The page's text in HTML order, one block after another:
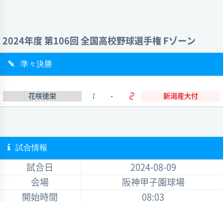
2024年度 第106回 全国高校野球選手権 Fゾーン
準々決勝
花咲徳栄 1 - 2 新潟産大付
試合情報
試合日
2024-08-09
会場
阪神甲子園球場
開始時間
08:03